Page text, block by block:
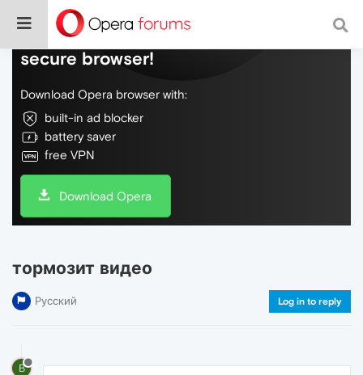
Do more on the web, with a fast and
secure browser!
Download Opera browser with:
built-in ad blocker
battery saver
free VPN
Download Opera
тормозит видео
Русский Log in to reply
B